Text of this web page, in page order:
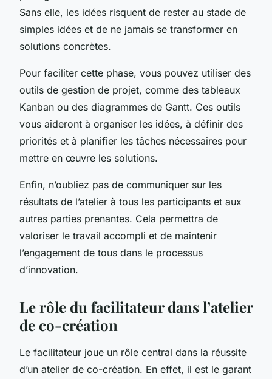
Sans elle, les idées risquent de rester au stade de
simples idées et de ne jamais se transformer en
solutions concrètes.
Pour faciliter cette phase, vous pouvez utiliser des
outils de gestion de projet, comme des tableaux
Kanban ou des diagrammes de Gantt. Ces outils
vous aideront à organiser les idées, à définir des
priorités et à planifier les tâches nécessaires pour
mettre en œuvre les solutions.
Enfin, n’oubliez pas de communiquer sur les
résultats de l’atelier à tous les participants et aux
autres parties prenantes. Cela permettra de
valoriser le travail accompli et de maintenir
l’engagement de tous dans le processus
d’innovation.
Le rôle du facilitateur dans l’atelier
de co-création
Le facilitateur joue un rôle central dans la réussite
d’un atelier de co-création. En effet, il est le garant